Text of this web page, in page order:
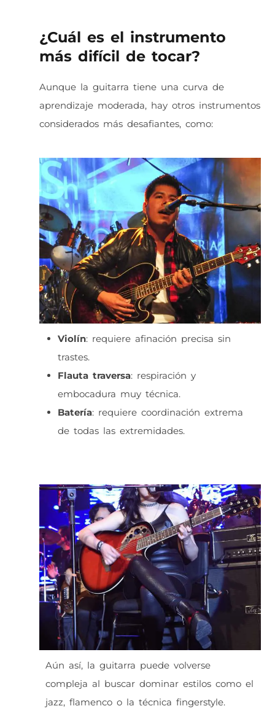
¿Cuál es el instrumento
más difícil de tocar?
Aunque la guitarra tiene una curva de
aprendizaje moderada, hay otros instrumentos
considerados más desafiantes, como:
Violín: requiere afinación precisa sin
trastes.
Flauta traversa: respiración y
embocadura muy técnica.
Batería: requiere coordinación extrema
de todas las extremidades.
Aún así, la guitarra puede volverse
compleja al buscar dominar estilos como el
jazz, flamenco o la técnica fingerstyle.